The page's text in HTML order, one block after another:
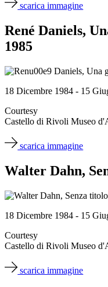
scarica immagine
René Daniels,
1985
18 Dicembre 1984 - 15
Courtesy
Castello di Rivoli Museo
scarica immagine
Walter Dahn,
18 Dicembre 1984 - 15
Courtesy
Castello di Rivoli Museo
scarica immagine